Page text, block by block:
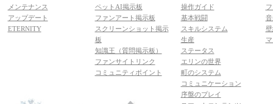
メンテナンス
アップデート
ETERNITY
ペットAI掲示板
ファンアート掲示板
スクリーンショット掲示
板
知識王（質問掲示板）
ファンサイトリンク
コミュニティポイント
操作ガイド
基本戦闘
スキルシステム
生産
ステータス
エリンの世界
町のシステム
コミュニケーション
序盤のプレイ